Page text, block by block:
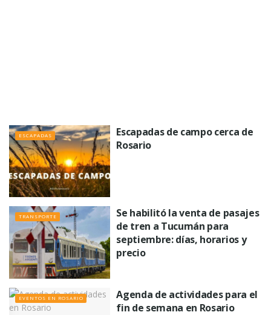
ESCAPADAS
Escapadas de campo cerca de
Rosario
TRANSPORTE
Se habilitó la venta de pasajes
de tren a Tucumán para
septiembre: días, horarios y
precio
EVENTOS EN ROSARIO
Agenda de actividades para el
fin de semana en Rosario